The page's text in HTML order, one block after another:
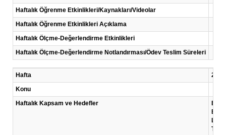
Haftalık Öğrenme Etkinlikleri/Kaynakları/Videolar
Haftalık Öğrenme Etkinlikleri Açıklama
Haftalık Ölçme-Değerlendirme Etkinlikleri
Haftalık Ölçme-Değerlendirme Notlandırması/Ödev Teslim Süreleri
Hafta
2
Konu
Haftalık Kapsam ve Hedefler
Bu
Bu